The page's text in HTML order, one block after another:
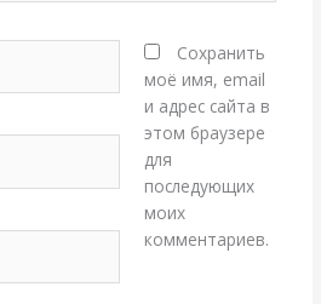
Сохранить
моё имя, email
и адрес сайта в
этом браузере
для
последующих
моих
комментариев.